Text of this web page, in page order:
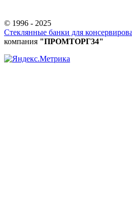
© 1996 - 2025
Стеклянные банки для
компания "ПРОМТОРГ34"